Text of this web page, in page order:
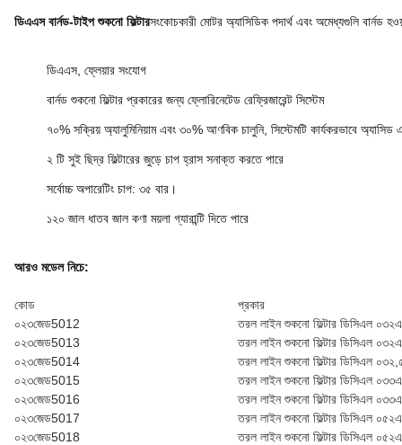
ডি‌এ‌এস বার্নড-টাইপ শুকনো ফিল্টারসংকোচকারী মোটর অ্যাসিডিক পদার্থ এবং অমেধ্যগুলি বার্নড
ডি‌এ‌এস, ফ্লেয়ার সংযোগ
বার্নড শুকনো ফিল্টার প্রকারের জন্য ফ্লোরিনেটেড রেফ্রিজারেন্ট সিস্টেম
৭০% সক্রিয় অ্যালুমিনিয়াম এবং ৩০% আণবিক চালুনি, সিস্টেমটি কার্যকরভাবে
২ টি সুই ছিদ্র ফিল্টারের জুড়ে চাপ হ্রাস সনাক্ত করতে পারে
সর্বোচ্চ অপারেটিং চাপ: ৩৫ বার।
১২০ জাল ধাতব জাল কণা ময়লা গ্যারান্টি দিতে পারে
আরও মডেল নিচে:
কোড
প্রকার
০২৩জেড5012
তরল লাইন শুকনো ফিল্টার ডি‌সি‌এল
০২৩জেড5013
তরল লাইন শুকনো ফিল্টার ডি‌সি‌এল
০২৩জেড5014
তরল লাইন শুকনো ফিল্টার ডি‌সি‌এল
০২৩জেড5015
তরল লাইন শুকনো ফিল্টার ডি‌সি‌এল
০২৩জেড5016
তরল লাইন শুকনো ফিল্টার ডি‌সি‌এল
০২৩জেড5017
তরল লাইন শুকনো ফিল্টার ডি‌সি‌এল
০২৩জেড5018
তরল লাইন শুকনো ফিল্টার ডি‌সি‌এল